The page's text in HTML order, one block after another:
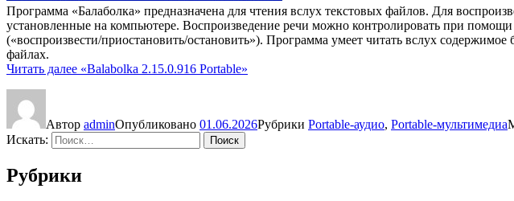
Программа «Балаболка» предназначена для чтения вслух текстовых файлов. Для
установленные на компьютере. Воспроизведение речи можно контролировать при
(«воспроизвести/приостановить/остановить»). Программа умеет читать вслух
файлах.
Читать далее «Balabolka 2.15.0.916 Portable»
Автор adminОпубликовано 01.06.2026Рубрики Portable-аудио, Portable-мультимедиа
Искать:
Поиск
Рубрики